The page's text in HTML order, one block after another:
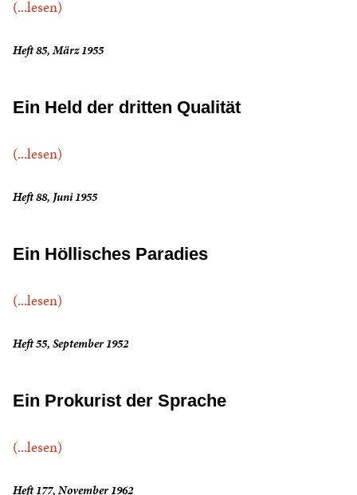
(...lesen)
Heft 85, März 1955
Ein Held der dritten Qualität
(...lesen)
Heft 88, Juni 1955
Ein Höllisches Paradies
(...lesen)
Heft 55, September 1952
Ein Prokurist der Sprache
(...lesen)
Heft 177, November 1962